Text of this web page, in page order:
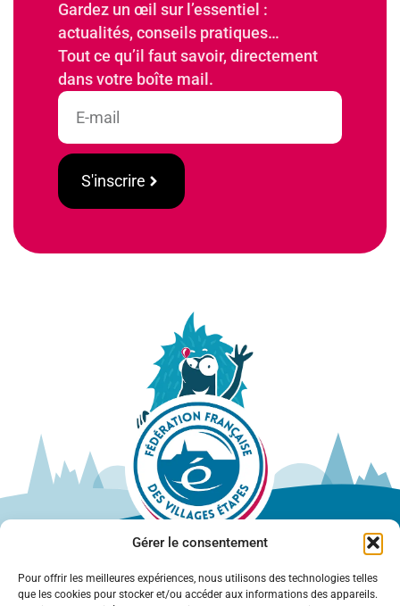
Gérer le consentement
Pour offrir les meilleures expériences, nous utilisons des technologies telles
que les cookies pour stocker et/ou accéder aux informations des appareils.
Gardez un œil sur l’essentiel :
actualités, conseils pratiques…
Tout ce qu’il faut savoir, directement
dans votre boîte mail.
S'inscrire